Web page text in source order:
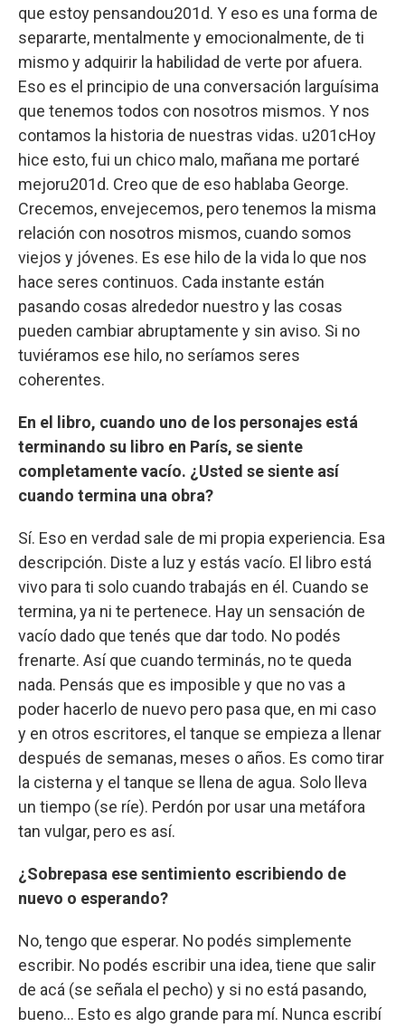
que estoy pensandou201d. Y eso es una forma de
separarte, mentalmente y emocionalmente, de ti
mismo y adquirir la habilidad de verte por afuera.
Eso es el principio de una conversación larguísima
que tenemos todos con nosotros mismos. Y nos
contamos la historia de nuestras vidas. u201cHoy
hice esto, fui un chico malo, mañana me portaré
mejoru201d. Creo que de eso hablaba George.
Crecemos, envejecemos, pero tenemos la misma
relación con nosotros mismos, cuando somos
viejos y jóvenes. Es ese hilo de la vida lo que nos
hace seres continuos. Cada instante están
pasando cosas alrededor nuestro y las cosas
pueden cambiar abruptamente y sin aviso. Si no
tuviéramos ese hilo, no seríamos seres
coherentes.
En el libro, cuando uno de los personajes está
terminando su libro en París, se siente
completamente vacío. ¿Usted se siente así
cuando termina una obra?
Sí. Eso en verdad sale de mi propia experiencia. Esa
descripción. Diste a luz y estás vacío. El libro está
vivo para ti solo cuando trabajás en él. Cuando se
termina, ya ni te pertenece. Hay un sensación de
vacío dado que tenés que dar todo. No podés
frenarte. Así que cuando terminás, no te queda
nada. Pensás que es imposible y que no vas a
poder hacerlo de nuevo pero pasa que, en mi caso
y en otros escritores, el tanque se empieza a llenar
después de semanas, meses o años. Es como tirar
la cisterna y el tanque se llena de agua. Solo lleva
un tiempo (se ríe). Perdón por usar una metáfora
tan vulgar, pero es así.
¿Sobrepasa ese sentimiento escribiendo de
nuevo o esperando?
No, tengo que esperar. No podés simplemente
escribir. No podés escribir una idea, tiene que salir
de acá (se señala el pecho) y si no está pasando,
bueno... Esto es algo grande para mí. Nunca escribí